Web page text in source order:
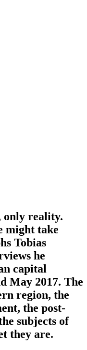
only reality.
might take
Tobias
he
capital
May 2017. The
region, the
the post-
subjects of
they are.